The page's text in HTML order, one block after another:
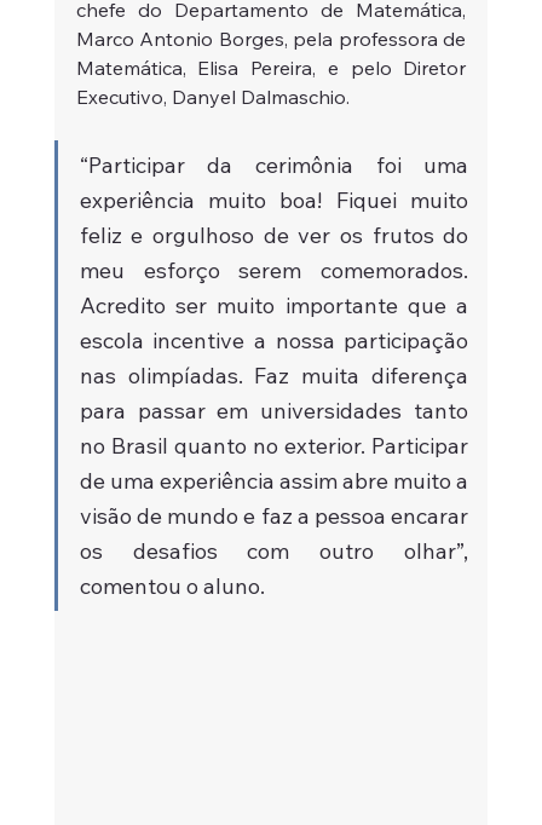
chefe do Departamento de Matemática,
Marco Antonio Borges, pela professora de
Matemática, Elisa Pereira, e pelo Diretor
Executivo, Danyel Dalmaschio.
“Participar da cerimônia foi uma
experiência muito boa! Fiquei muito
feliz e orgulhoso de ver os frutos do
meu esforço serem comemorados.
Acredito ser muito importante que a
escola incentive a nossa participação
nas olimpíadas. Faz muita diferença
para passar em universidades tanto
no Brasil quanto no exterior. Participar
de uma experiência assim abre muito a
visão de mundo e faz a pessoa encarar
os desafios com outro olhar”,
comentou o aluno.